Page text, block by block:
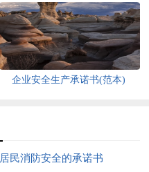
企业安全生产承诺书(范本)
居民消防安全的承诺书